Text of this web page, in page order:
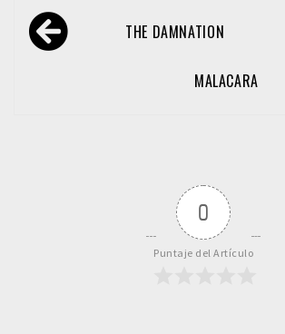
Navegación
de THE DAMNATION
MALACARA
0
Puntaje del Artículo